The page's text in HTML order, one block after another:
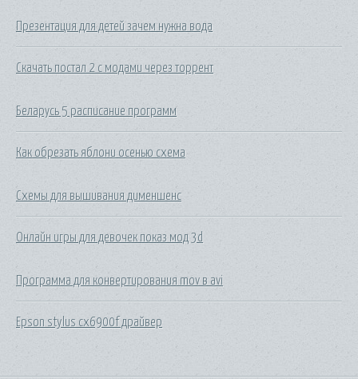
Презентация для детей зачем нужна вода
Скачать постал 2 с модами через торрент
Беларусь 5 расписание программ
Как обрезать яблони осенью схема
Схемы для вышивания дименшенс
Онлайн игры для девочек показ мод 3d
Программа для конвертирования mov в avi
Epson stylus cx6900f драйвер